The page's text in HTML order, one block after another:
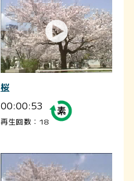
桜
00:00:53
再生回数：18